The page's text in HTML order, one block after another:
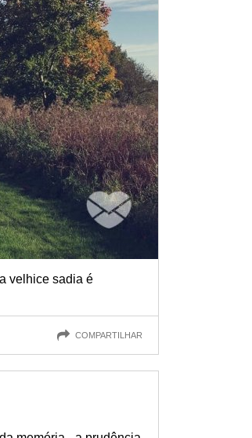
velhice sadia é
COMPARTILHAR